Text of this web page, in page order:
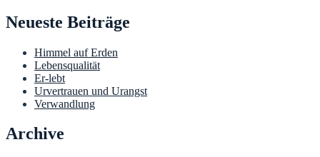
Neueste Beiträge
Himmel auf Erden
Lebensqualität
Er-lebt
Urvertrauen und Urangst
Verwandlung
Archive